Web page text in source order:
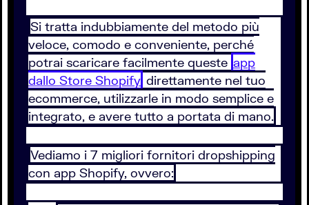
Si tratta indubbiamente del metodo più
veloce, comodo e conveniente, perché
potrai scaricare facilmente queste app
dallo Store Shopify direttamente nel tuo
ecommerce, utilizzarle in modo semplice e
integrato, e avere tutto a portata di mano.
Vediamo i 7 migliori fornitori dropshipping
con app Shopify, ovvero: